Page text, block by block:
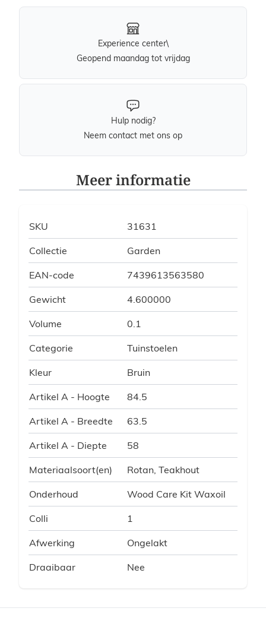
Experience center\
Geopend maandag tot vrijdag
Hulp nodig?
Neem contact met ons op
Meer informatie
SKU 31631
Collectie Garden
EAN-code 7439613563580
Gewicht 4.600000
Volume 0.1
Categorie Tuinstoelen
Kleur Bruin
Artikel A - Hoogte 84.5
Artikel A - Breedte 63.5
Artikel A - Diepte 58
Materiaalsoort(en) Rotan, Teakhout
Onderhoud Wood Care Kit Waxoil
Colli 1
Afwerking Ongelakt
Draaibaar Nee